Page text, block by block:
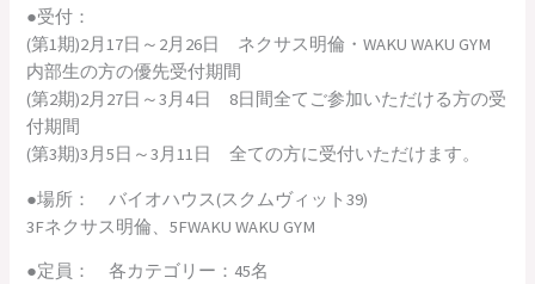
●受付：
(第1期)2月17日～2月26日 ネクサス明倫・WAKU WAKU GYM
内部生の方の優先受付期間
(第2期)2月27日～3月4日 8日間全てご参加いただける方の受
付期間
(第3期)3月5日～3月11日 全ての方に受付いただけます。
●場所： バイオハウス(スクムヴィット39)
3Fネクサス明倫、5FWAKU WAKU GYM
●定員： 各カテゴリー：45名